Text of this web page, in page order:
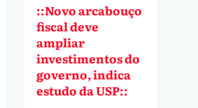
::Novo arcabouço
fiscal deve
ampliar
investimentos do
governo, indica
estudo da USP::